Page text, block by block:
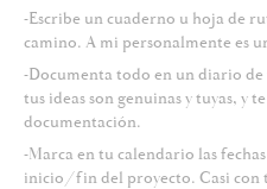
-Escribe un cuaderno u hoja de
camino. A mi personalmente es
-Documenta todo en un diario
tus ideas son genuinas y tuyas, y
documentación.
-Marca en tu calendario las
inicio/fin del proyecto. Casi con